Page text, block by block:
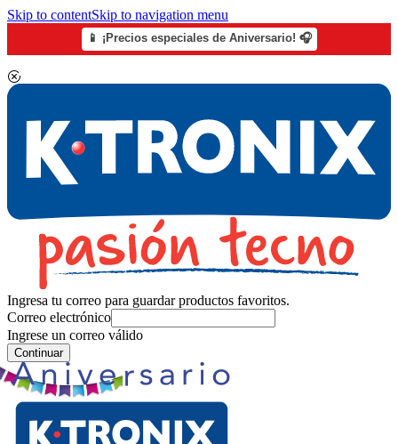
Skip to contentSkip to navigation menu
📱 ¡Precios especiales de Aniversario! 🎧
Ingresa tu correo para guardar productos favoritos.
Correo electrónico
Ingrese un correo válido
Continuar